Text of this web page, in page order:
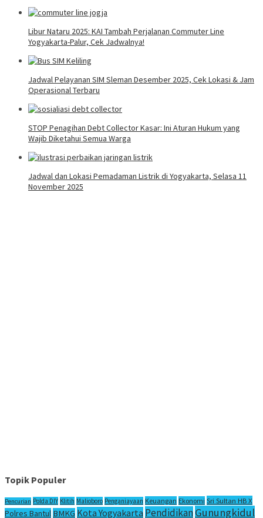
Libur Nataru 2025: KAI Tambah Perjalanan Commuter Line
Yogyakarta-Palur, Cek Jadwalnya!
Jadwal Pelayanan SIM Sleman Desember 2025, Cek Lokasi & Jam
Operasional Terbaru
STOP Penagihan Debt Collector Kasar: Ini Aturan Hukum yang
Wajib Diketahui Semua Warga
Jadwal dan Lokasi Pemadaman Listrik di Yogyakarta, Selasa 11
November 2025
Topik Populer
Pencurian Polda DIY Klitih Malioboro Penganiayaan Keuangan Ekonomi Sri Sultan HB X
Polres Bantul BMKG Kota Yogyakarta PendidikanGunungkidul